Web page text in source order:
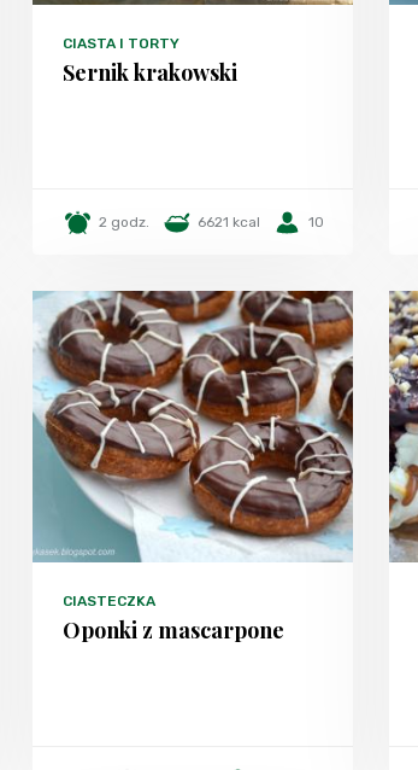
CIASTA I TORTY
Sernik krakowski
2 godz. 6621 kcal 10
CIASTECZKA
Oponki z mascarpone